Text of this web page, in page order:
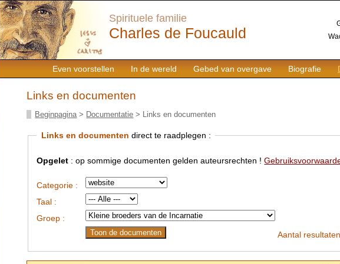
Even voorstellen In de wereld Gebed van overgave Biografie
Spirituele familie
Charles de Foucauld
Links en documenten
Beginpagina > Documentatie > Links en documenten
Links en documenten direct te raadplegen :
Opgelet : op sommige documenten gelden auteursrechten !
Categorie :
Taal :
Groep :
Aantal